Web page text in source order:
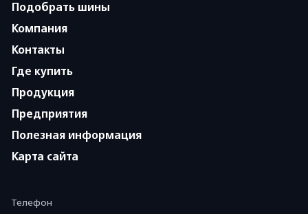
Подобрать шины
Компания
Контакты
Где купить
Продукция
Предприятия
Полезная информация
Карта сайта
Телефон